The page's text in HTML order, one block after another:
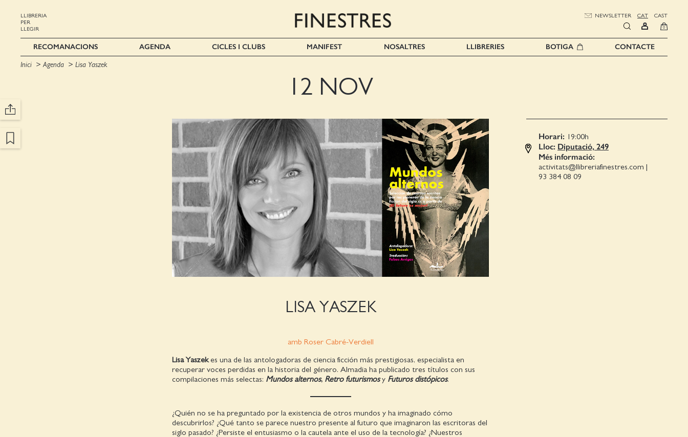
LLIBRERIA
PER
LLEGIR
NEWSLETTER CAT CAST
0
RECOMANACIONS AGENDA CICLES I CLUBS MANIFEST NOSALTRES LLIBRERIES BOTIGA CONTACTE
Inici Agenda Lisa Yaszek
12 NOV
LISA YASZEK
amb Roser Cabré-Verdiell
Lisa Yaszekes una de las antologadoras de ciencia ficción más prestigiosas, especialista en
recuperar voces perdidas en la historia del género. Almadia ha publicado tres títulos con sus
compilaciones más selectas: Mundos alternos, Retro futurismosy Futuros distópicos.
¿Quién no se ha preguntado por la existencia de otros mundos y ha imaginado cómo
descubrirlos? ¿Qué tanto se parece nuestro presente al futuro que imaginaron las escritoras del
siglo pasado? ¿Persiste el entusiasmo o la cautela ante el uso de la tecnología? ¿Nuestros
Horari: 19:00h
Lloc: Diputació, 249
Més informació:
activitats@llibreriafinestres.com |
93 384 08 09